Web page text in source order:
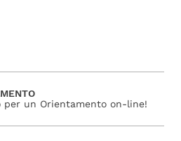
per un Orientamento on-line!